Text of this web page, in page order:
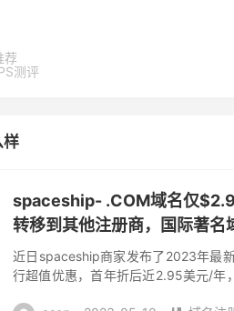
荐
测评
spaceship- .COM域名仅
转移到其他注册商，国际著
近日spaceship商家发布了2023年最
行超值优惠，首年折后近2.95美元/年